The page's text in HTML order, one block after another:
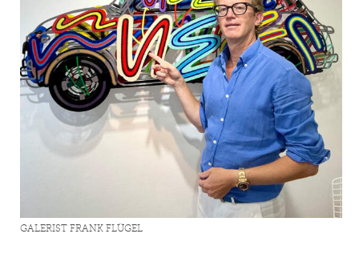
GALERIST FRANK FLÜGEL